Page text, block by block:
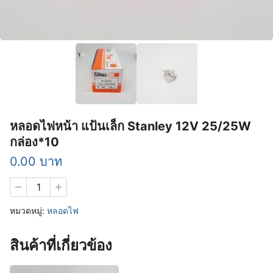
หลอดไฟหน้า แป้นเล็ก Stanley 12V 25/25W
กล่อง*10
0.00 บาท
หลอด
ไฟ
หน้า
เล็ก
Stanley
12V
หมวดหมู่: หลอดไฟ
สินค้าที่เกี่ยวข้อง